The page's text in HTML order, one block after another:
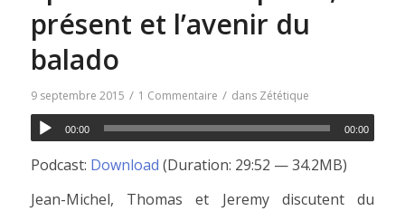
présent et l’avenir du
balado
9 septembre 2015 / 1 Commentaire / dans Zététique
00:00 00:00
Podcast: Download (Duration: 29:52 — 34.2MB)
Jean-Michel, Thomas et Jeremy discutent du